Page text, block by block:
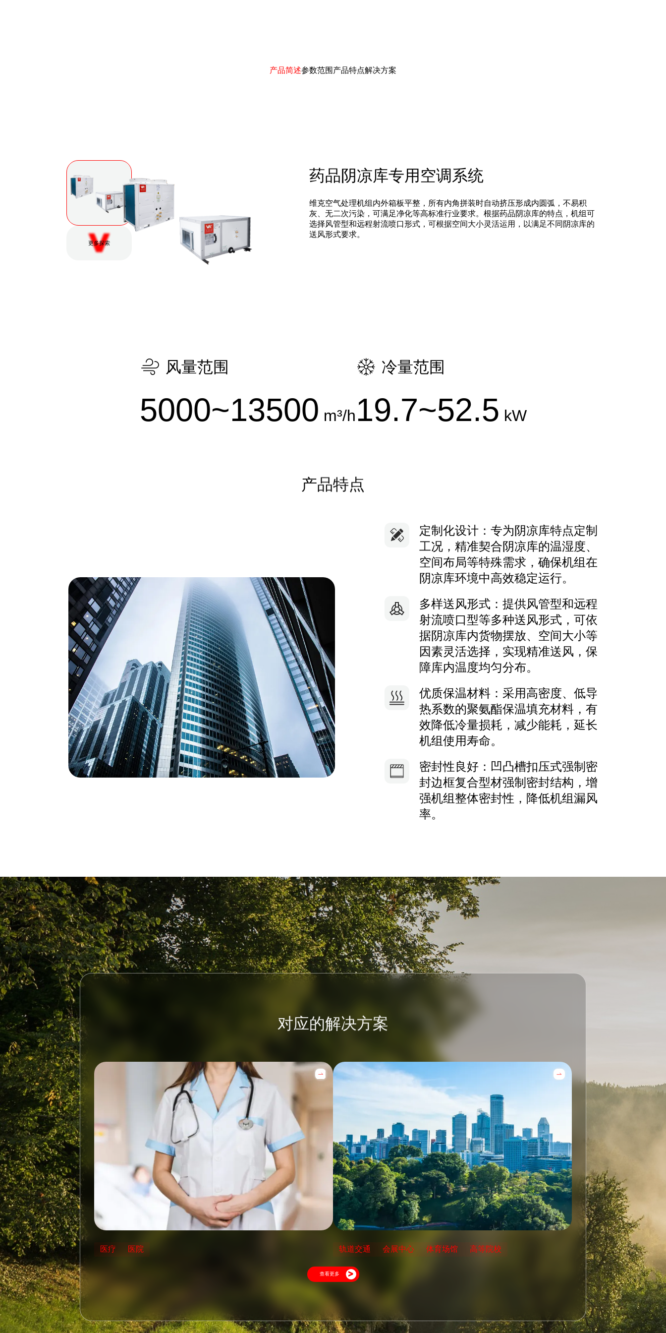
产品简述参数范围 产品特点解决方案
更多探索
药品阴凉库专用空调系统
维克空气处理机组内外箱板平整，所有内角拼装时自动挤压形成内圆弧，不易积
灰、无二次污染，可满足净化等高标准行业要求。根据药品阴凉库的特点，机组可
选择风管型和远程射流喷口形式，可根据空间大小灵活运用，以满足不同阴凉库的
送风形式要求。
风量范围
5000~13500 m³/h
冷量范围
19.7~52.5 kW
产品特点
定制化设计：专为阴凉库特点定制
工况，精准契合阴凉库的温湿度、
空间布局等特殊需求，确保机组在
阴凉库环境中高效稳定运行。
多样送风形式：提供风管型和远程
射流喷口型等多种送风形式，可依
据阴凉库内货物摆放、空间大小等
因素灵活选择，实现精准送风，保
障库内温度均匀分布。
优质保温材料：采用高密度、低导
热系数的聚氨酯保温填充材料，有
效降低冷量损耗，减少能耗，延长
机组使用寿命。
密封性良好：凹凸槽扣压式强制密
封边框复合型材强制密封结构，增
强机组整体密封性，降低机组漏风
率。
对应的解决方案
医疗 医院 轨道交通 会展中心 体育场馆 高等院校
查看更多